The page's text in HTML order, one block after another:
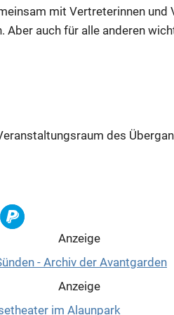
mit Vertreterinnen und
Aber auch für alle anderen
des
Anzeige
Anzeige